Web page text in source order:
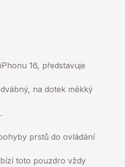
16, představuje
na dotek měkký
prstů do ovládání
toto pouzdro vždy